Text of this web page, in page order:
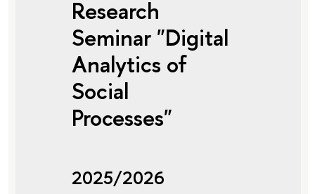
Research
Seminar "Digital
Analytics of
Social
Processes"
2025/2026